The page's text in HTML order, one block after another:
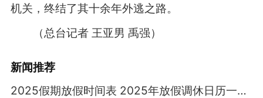
机关，终结了其十余年外逃之路。
（总台记者 王亚男 禹强）
新闻推荐
2025假期放假时间表 2025年放假调休日历一览表